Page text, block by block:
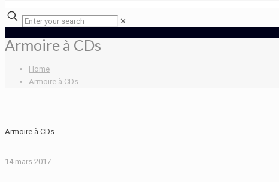
✕
Armoire à CDs
Home
Armoire à CDs
Armoire à CDs
14 mars 2017